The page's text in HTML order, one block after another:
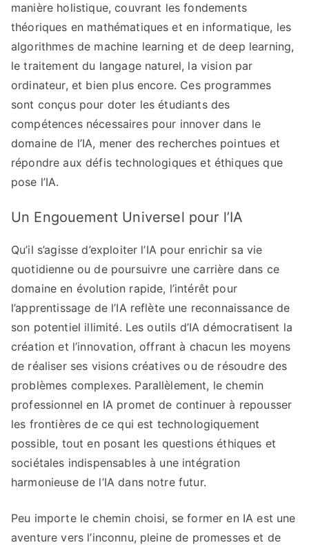
manière holistique, couvrant les fondements
théoriques en mathématiques et en informatique, les
algorithmes de machine learning et de deep learning,
le traitement du langage naturel, la vision par
ordinateur, et bien plus encore. Ces programmes
sont conçus pour doter les étudiants des
compétences nécessaires pour innover dans le
domaine de l’IA, mener des recherches pointues et
répondre aux défis technologiques et éthiques que
pose l’IA.
Un Engouement Universel pour l’IA
Qu’il s’agisse d’exploiter l’IA pour enrichir sa vie
quotidienne ou de poursuivre une carrière dans ce
domaine en évolution rapide, l’intérêt pour
l’apprentissage de l’IA reflète une reconnaissance de
son potentiel illimité. Les outils d’IA démocratisent la
création et l’innovation, offrant à chacun les moyens
de réaliser ses visions créatives ou de résoudre des
problèmes complexes. Parallèlement, le chemin
professionnel en IA promet de continuer à repousser
les frontières de ce qui est technologiquement
possible, tout en posant les questions éthiques et
sociétales indispensables à une intégration
harmonieuse de l’IA dans notre futur.
Peu importe le chemin choisi, se former en IA est une
aventure vers l’inconnu, pleine de promesses et de